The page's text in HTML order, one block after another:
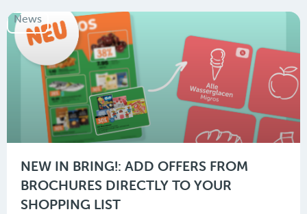
News
NEW IN BRING!: ADD OFFERS FROM
BROCHURES DIRECTLY TO YOUR
SHOPPING LIST